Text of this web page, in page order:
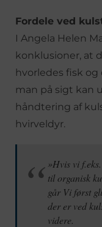
Fordele ved
I Angela Helen
konklusioner, at
hvorledes fisk og
man på sigt kan
håndtering af
hvirveldyr.
»Hvis vi
til organisk
går Vi først
der er ved
videre.